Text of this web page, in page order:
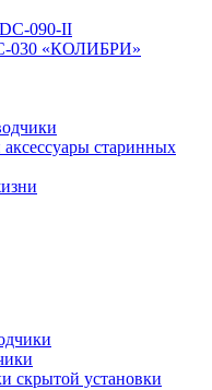
090-II
030 «КОЛИБРИ»
старинных
скрытой установки